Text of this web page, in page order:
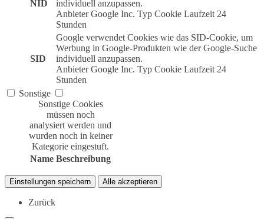
NID
individuell anzupassen.
Anbieter Google Inc. Typ Cookie Laufzeit 24
Stunden
SID
Google verwendet Cookies wie das SID-Cookie, um
Werbung in Google-Produkten wie der Google-Suche
individuell anzupassen.
Anbieter Google Inc. Typ Cookie Laufzeit 24
Stunden
Sonstige
Sonstige Cookies
müssen noch
analysiert werden und
wurden noch in keiner
Kategorie eingestuft.
Name Beschreibung
Einstellungen speichern Alle akzeptieren
Zurück